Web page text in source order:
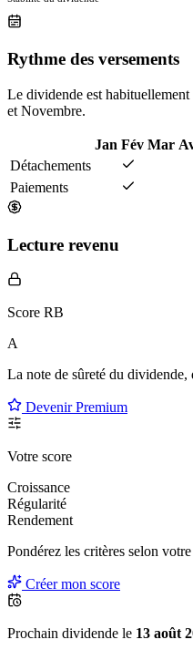
Rythme des versements
Le dividende est habituellement
et Novembre.
Jan Fév Mar
Détachements
Paiements
Lecture revenu
Score RB
A
La note de sûreté du dividende,
Devenir Premium
Votre score
Croissance
Régularité
Rendement
Pondérez les critères selon votre
Créer mon score
Prochain dividende le 13 août